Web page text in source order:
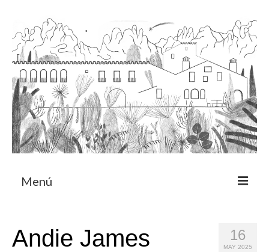
Menú
Programa de residencia 16
MAY 2025
Andie James